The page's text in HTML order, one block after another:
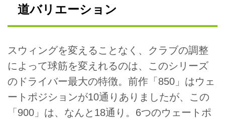
道バリエーション
スウィングを変えることなく、クラブの調整
によって球筋を変えれるのは、このシリーズ
のドライバー最大の特徴。前作「850」はウェ
ートポジションが10通りありましたが、この
「900」は、なんと18通り。6つのウェートポ